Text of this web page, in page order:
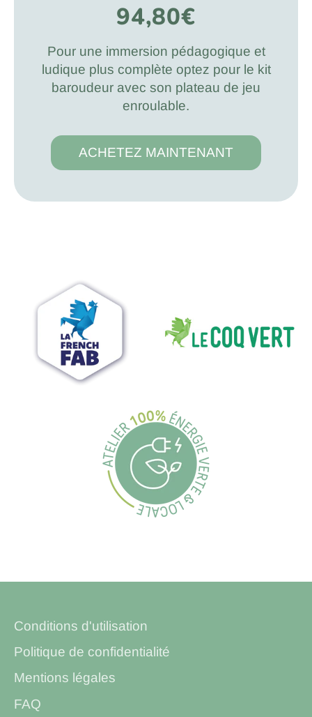
94,80€
Pour une immersion pédagogique et
ludique plus complète optez pour le kit
baroudeur avec son plateau de jeu
enroulable.
ACHETEZ MAINTENANT
Conditions d'utilisation
Politique de confidentialité
Mentions légales
FAQ